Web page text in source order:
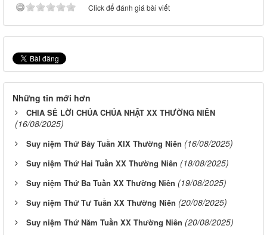
Click để đánh giá bài viết
Những tin mới hơn
CHIA SẺ LỜI CHÚA CHÚA NHẬT XX THƯỜNG NIÊN
(16/08/2025)
Suy niệm Thứ Bảy Tuần XIX Thường Niên (16/08/2025)
Suy niệm Thứ Hai Tuần XX Thường Niên (18/08/2025)
Suy niệm Thứ Ba Tuần XX Thường Niên (19/08/2025)
Suy niệm Thứ Tư Tuần XX Thường Niên (20/08/2025)
Suy niệm Thứ Năm Tuần XX Thường Niên (20/08/2025)